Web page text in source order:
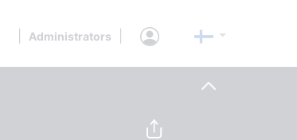
Administrators